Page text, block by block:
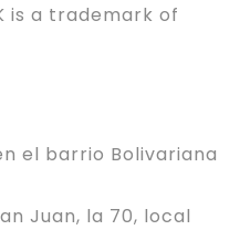
is a trademark of
el barrio Bolivariana
Juan, la 70, local